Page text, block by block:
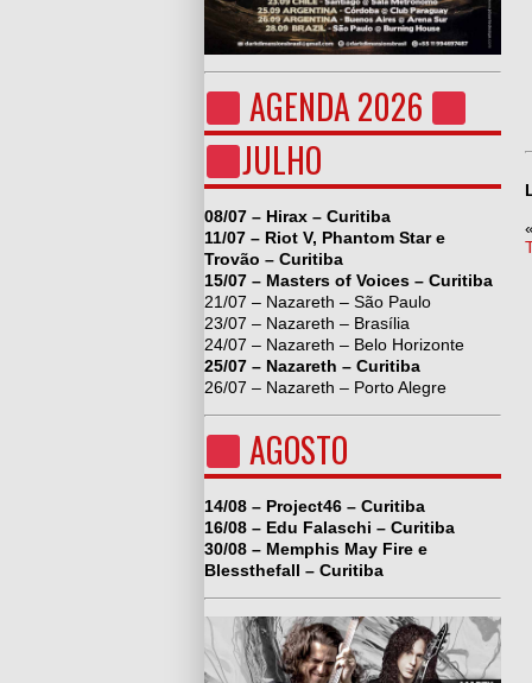
AGENDA 2026
JULHO
08/07 – Hirax – Curitiba
11/07 – Riot V, Phantom Star e
Trovão – Curitiba
15/07 – Masters of Voices – Curitiba
21/07 – Nazareth – São Paulo
23/07 – Nazareth – Brasília
24/07 – Nazareth – Belo Horizonte
25/07 – Nazareth – Curitiba
26/07 – Nazareth – Porto Alegre
AGOSTO
14/08 – Project46 – Curitiba
16/08 – Edu Falaschi – Curitiba
30/08 – Memphis May Fire e
Blessthefall – Curitiba